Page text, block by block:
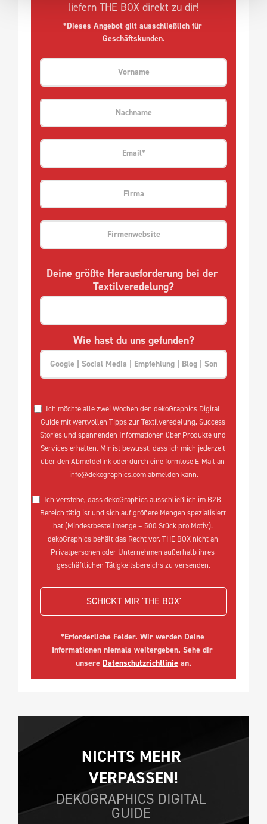
liefern THE BOX direkt zu dir!
*Dieses Angebot gilt ausschließlich für
Geschäftskunden.
Deine größte Herausforderung bei der
Textilveredelung?
Wie hast du uns gefunden?
Ich möchte alle zwei Wochen den dekoGraphics Digital
Guide mit wertvollen Tipps zur Textilveredelung, Success
Stories und spannenden Informationen über Produkte und
Services erhalten. Mir ist bewusst, dass ich mich jederzeit
über den Abmeldelink oder durch eine formlose E-Mail an
info@dekographics.com abmelden kann.
Ich verstehe, dass dekoGraphics ausschließlich im B2B-
Bereich tätig ist und sich auf größere Mengen spezialisiert
hat (Mindestbestellmenge = 500 Stück pro Motiv).
dekoGraphics behält das Recht vor, THE BOX nicht an
Privatpersonen oder Unternehmen außerhalb ihres
geschäftlichen Tätigkeitsbereichs zu versenden.
SCHICKT MIR 'THE BOX'
*Erforderliche Felder. Wir werden Deine
Informationen niemals weitergeben. Sehe dir
unsere Datenschutzrichtlinie an.
NICHTS MEHR
VERPASSEN!
DEKOGRAPHICS DIGITAL
GUIDE